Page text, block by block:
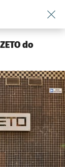
mieszkańca
do